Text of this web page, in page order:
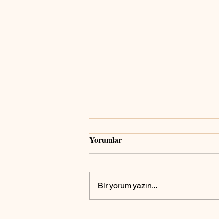
Askerlik için fotoğraf nasıl
Yorumlar
Bir yorum yazın...